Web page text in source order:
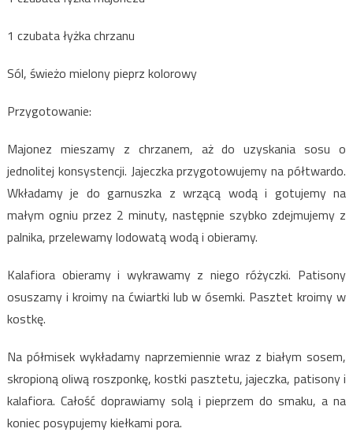
1 czubata łyżka chrzanu
Sól, świeżo mielony pieprz kolorowy
Przygotowanie:
Majonez mieszamy z chrzanem, aż do uzyskania sosu o
jednolitej konsystencji. Jajeczka przygotowujemy na półtwardo.
Wkładamy je do garnuszka z wrzącą wodą i gotujemy na
małym ogniu przez 2 minuty, następnie szybko zdejmujemy z
palnika, przelewamy lodowatą wodą i obieramy.
Kalafiora obieramy i wykrawamy z niego różyczki. Patisony
osuszamy i kroimy na ćwiartki lub w ósemki. Pasztet kroimy w
kostkę.
Na półmisek wykładamy naprzemiennie wraz z białym sosem,
skropioną oliwą roszponkę, kostki pasztetu, jajeczka, patisony i
kalafiora. Całość doprawiamy solą i pieprzem do smaku, a na
koniec posypujemy kiełkami pora.